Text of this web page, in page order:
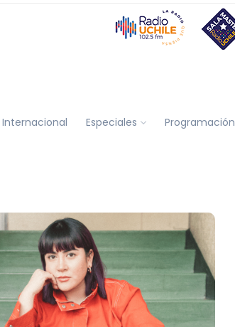
Internacional Especiales Programación